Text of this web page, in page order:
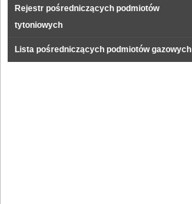
Rejestr pośredniczących podmiotów
tytoniowych
Lista pośredniczących podmiotów gazowych